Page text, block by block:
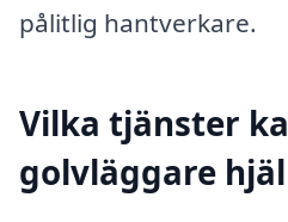
pålitlig hantverkare.
Vilka tjänster
golvläggare